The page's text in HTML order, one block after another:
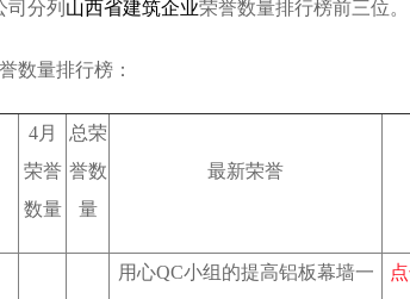
分列 山西省建筑企业荣誉数量排行榜前三位。
数量排行榜：
4月
荣誉
数量
总荣
誉数
量
最新荣誉
用心QC小组的提高铝板幕墙一